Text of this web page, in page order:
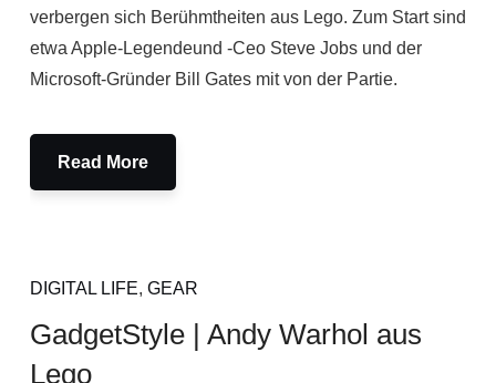
verbergen sich Berühmtheiten aus Lego. Zum Start sind
etwa Apple-Legendeund -Ceo Steve Jobs und der
Microsoft-Gründer Bill Gates mit von der Partie.
Read More
DIGITAL LIFE, GEAR
GadgetStyle | Andy Warhol aus
Lego